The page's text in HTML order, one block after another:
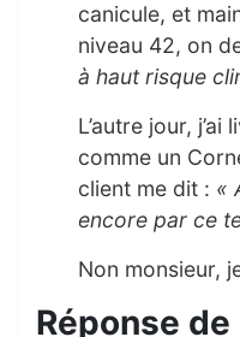
canicule, et
niveau 42, on
à haut risque
L’autre jour,
comme un
client me dit : «
encore par ce
Non monsieur,
Réponse